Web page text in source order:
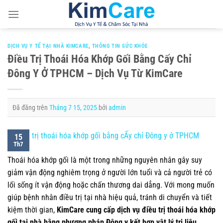
đến
nội
dungDỊCH VỤ Y TẾ TẠI NHÀ KIMCARE, THÔNG TIN SỨC KHỎE
Điều Trị Thoái Hóa Khớp Gối Bằng Cấy Chỉ
Đông Y Ở TPHCM – Dịch Vụ Từ KimCare
Đã đăng trên Tháng 7 15, 2025 bởiadmin
15
Th7
Thoái hóa khớp gối là một trong những nguyên nhân gây suy
giảm vận động nghiêm trọng ở người lớn tuổi và cả người trẻ có
lối sống ít vận động hoặc chấn thương dai dẳng. Với mong muốn
giúp bệnh nhân điều trị tại nhà hiệu quả, tránh di chuyển và tiết
kiệm thời gian, KimCare cung cấp dịch vụ điều trị thoái hóa khớp